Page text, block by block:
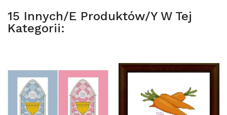
15 Innych/e Produktów/y W Tej
Kategorii: